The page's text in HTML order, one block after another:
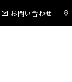
お問い合わせ